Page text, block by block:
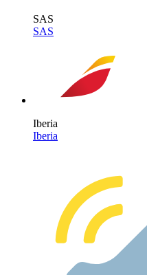
SAS
SAS
Iberia
Iberia